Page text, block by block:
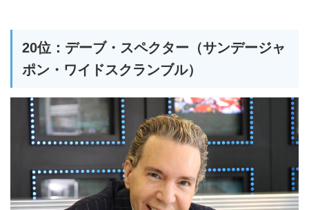
20位：デーブ・スペクター（サンデージャ
ポン・ワイドスクランブル）